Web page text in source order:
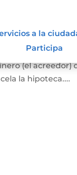
a la
Participa
debe pagar la
(el acreedor)
la hipoteca....